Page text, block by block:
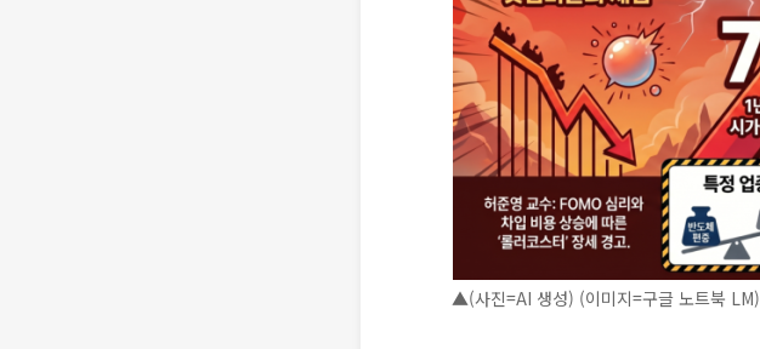
▲(사진=AI 생성) (이미지=구글 노트북 LM)